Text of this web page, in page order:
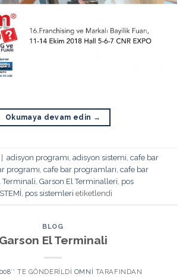
Okumaya devam edin →
adisyon programı adisyon sistemi cafe bar
programı cafe bar programları cafe bar
Terminali Garson El Terminalleri pos
pos sistemleri etiketlendi
BLOG
Garson El Terminali
’' TE GÖNDERILDI OMNI TARAFINDAN